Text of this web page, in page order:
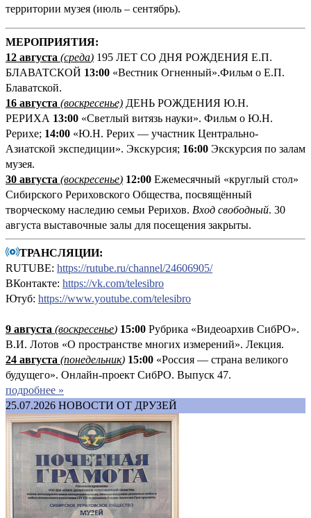
территории музея (июль – сентябрь).
МЕРОПРИЯТИЯ:
12 августа (среда) 195 ЛЕТ СО ДНЯ РОЖДЕНИЯ Е.П.
БЛАВАТСКОЙ 13:00 «Вестник Огненный».Фильм о Е.П.
Блаватской.
16 августа (воскресенье) ДЕНЬ РОЖДЕНИЯ Ю.Н.
РЕРИХА 13:00 «Светлый витязь науки». Фильм о Ю.Н.
Рерихе; 14:00 «Ю.Н. Рерих — участник Центрально-
Азиатской экспедиции». Экскурсия; 16:00 Экскурсия по залам
музея.
30 августа (воскресенье) 12:00 Ежемесячный «круглый стол»
Сибирского Рериховского Общества, посвящённый
творческому наследию семьи Рерихов. Вход свободный. 30
августа выставочные залы для посещения закрыты.
ТРАНСЛЯЦИИ:
RUTUBE: https://rutube.ru/channel/24606905/
ВКонтакте: https://vk.com/telesibro
Ютуб: https://www.youtube.com/telesibro
9 августа (воскресенье) 15:00 Рубрика «Видеоархив СибРО».
В.И. Лотов «О пространстве многих измерений». Лекция.
24 августа (понедельник) 15:00 «Россия — страна великого
будущего». Онлайн-проект СибРО. Выпуск 47.
подробнее »
25.07.2026 НОВОСТИ ОТ ДРУЗЕЙ